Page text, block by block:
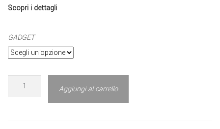
Scopri i dettagli
GADGET
Aggiungi al carrello